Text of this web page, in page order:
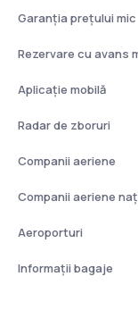
Garanția prețului mic
Rezervare cu avans
Aplicație mobilă
Radar de zboruri
Companii aeriene
Companii aeriene
Aeroporturi
Informații bagaje